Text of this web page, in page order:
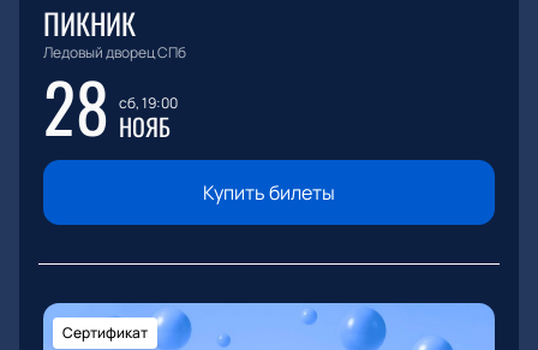
ПИКНИК
Ледовый дворец СПб
28 сб, 19:00
НОЯБ
Купить билеты
Сертификат